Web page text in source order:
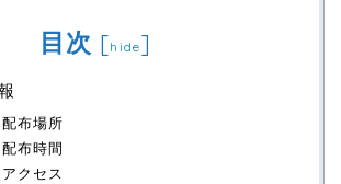
目次 [hide]
配布場所
配布時間
アクセス